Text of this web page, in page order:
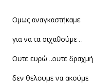
Ομως αναγκαστήκαμε
για να τα σιχαθούμε ..
Ουτε ευρώ ..ουτε δραχμή
δεν θελουμε να ακούμε